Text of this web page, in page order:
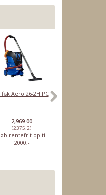
Aero 26-2H PC
2,969.00
(2375.2)
rentefrit op til
2000,-